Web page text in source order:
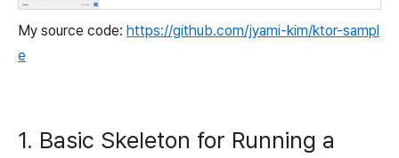
My source code: https://github.com/jyami-kim/ktor-sampl
e
1. Basic Skeleton for Running a